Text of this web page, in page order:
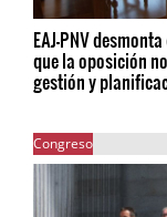
EAJ-PNV
que la oposición
gestión y
Congreso